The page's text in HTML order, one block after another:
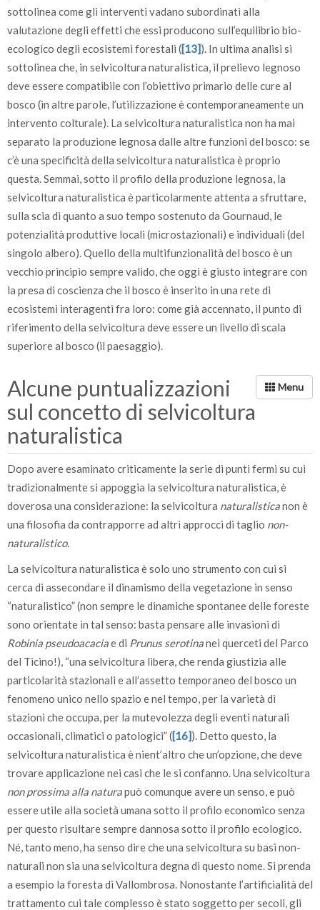
sottolinea come gli interventi vadano subordinati alla
valutazione degli effetti che essi producono sull’equilibrio bio-
ecologico degli ecosistemi forestali ([13]). In ultima analisi si
sottolinea che, in selvicoltura naturalistica, il prelievo legnoso
deve essere compatibile con l’obiettivo primario delle cure al
bosco (in altre parole, l’utilizzazione è contemporaneamente un
intervento colturale). La selvicoltura naturalistica non ha mai
separato la produzione legnosa dalle altre funzioni del bosco: se
c’è una specificità della selvicoltura naturalistica è proprio
questa. Semmai, sotto il profilo della produzione legnosa, la
selvicoltura naturalistica è particolarmente attenta a sfruttare,
sulla scia di quanto a suo tempo sostenuto da Gournaud, le
potenzialità produttive locali (microstazionali) e individuali (del
singolo albero). Quello della multifunzionalità del bosco è un
vecchio principio sempre valido, che oggi è giusto integrare con
la presa di coscienza che il bosco è inserito in una rete di
ecosistemi interagenti fra loro: come già accennato, il punto di
riferimento della selvicoltura deve essere un livello di scala
superiore al bosco (il paesaggio).
Alcune puntualizzazioni
sul concetto di selvicoltura
naturalistica
Dopo avere esaminato criticamente la serie di punti fermi su cui
tradizionalmente si appoggia la selvicoltura naturalistica, è
doverosa una considerazione: la selvicoltura naturalisticanon è
una filosofia da contrapporre ad altri approcci di taglio non-
naturalistico.
La selvicoltura naturalistica è solo uno strumento con cui si
cerca di assecondare il dinamismo della vegetazione in senso
“naturalistico” (non sempre le dinamiche spontanee delle foreste
sono orientate in tal senso: basta pensare alle invasioni di
Robinia pseudoacaciae di Prunus serotinanei querceti del Parco
del Ticino!), “una selvicoltura libera, che renda giustizia alle
particolarità stazionali e all’assetto temporaneo del bosco un
fenomeno unico nello spazio e nel tempo, per la varietà di
stazioni che occupa, per la mutevolezza degli eventi naturali
occasionali, climatici o patologici” ([16]). Detto questo, la
selvicoltura naturalistica è nient’altro che un’opzione, che deve
trovare applicazione nei casi che le si confanno. Una selvicoltura
non prossima alla naturapuò comunque avere un senso, e può
essere utile alla società umana sotto il profilo economico senza
per questo risultare sempre dannosa sotto il profilo ecologico.
Né, tanto meno, ha senso dire che una selvicoltura su basi non-
naturali non sia una selvicoltura degna di questo nome. Si prenda
a esempio la foresta di Vallombrosa. Nonostante l’artificialità del
trattamento cui tale complesso è stato soggetto per secoli, gli